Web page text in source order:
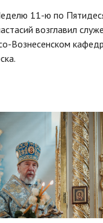
11-ю по
возглавил
Вознесенском